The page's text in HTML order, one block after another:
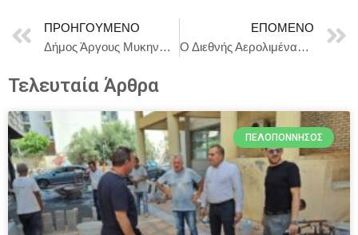
ΠΡΟΗΓΟΎΜΕΝΟ
Δήμος Άργους Μυκηνών : Ολοκληρώθηκαν οι εργασίες αναβάθμισης της οδού Δημοκρίτου
ΕΠΌΜΕΝΟ
Ο Διεθνής Αερολιμένας Αθηνών βράβευσε τις αεροπορικές εταιρείες που πέτυχαν την ταχύτερη ανάπτυξη το 2025
Τελευταία Άρθρα
ΠΕΛΟΠΌΝΝΗΣΟΣ